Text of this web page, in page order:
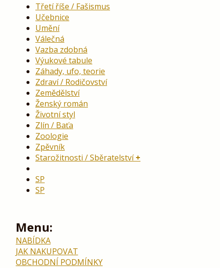
Třetí říše / Fašismus
Učebnice
Umění
Válečná
Vazba zdobná
Výukové tabule
Záhady, ufo, teorie
Zdraví / Rodičovství
Zemědělství
Ženský román
Životní styl
Zlín / Baťa
Zoologie
Zpěvník
Starožitnosti / Sběratelství
SP
SP
Menu:
NABÍDKA
JAK NAKUPOVAT
OBCHODNÍ PODMÍNKY